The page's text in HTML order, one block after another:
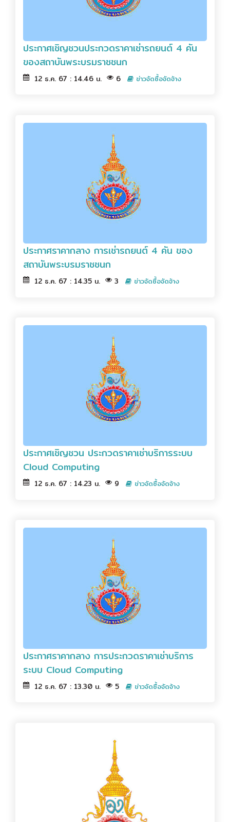
ประกาศเชิญชวนประกวดราคาเช่ารถยนต์ 4 คัน
ของสถาบันพระบรมราชชนก
12 ธ.ค. 67 : 14.46 น. 6 ข่าวจัดซื้อจัดจ้าง
ประกาศราคากลาง การเช่ารถยนต์ 4 คัน ของ
สถาบันพระบรมราชชนก
12 ธ.ค. 67 : 14.35 น. 3 ข่าวจัดซื้อจัดจ้าง
ประกาศเชิญชวน ประกวดราคาเช่าบริการระบบ
Cloud Computing
12 ธ.ค. 67 : 14.23 น. 9 ข่าวจัดซื้อจัดจ้าง
ประกาศราคากลาง การประกวดราคาเช่าบริการ
ระบบ Cloud Computing
12 ธ.ค. 67 : 13.30 น. 5 ข่าวจัดซื้อจัดจ้าง